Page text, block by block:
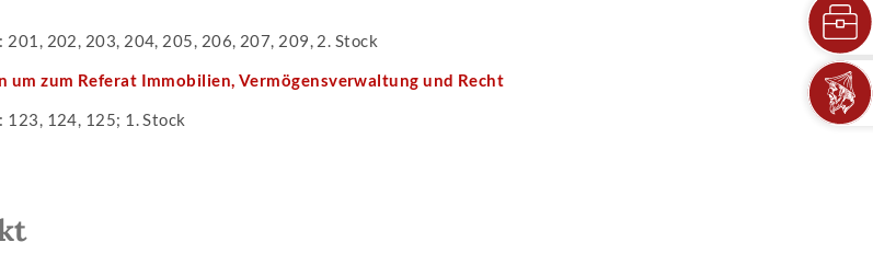
201, 202, 203, 204, 205, 206, 207, 209, 2. Stock
um zum Referat Immobilien, Vermögensverwaltung und Recht
123, 124, 125; 1. Stock